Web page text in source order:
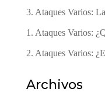
3. Ataques Varios:
1. Ataques Varios:
2. Ataques Varios:
Archivos